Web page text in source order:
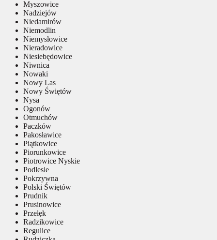
Myszowice
Nadziejów
Niedamirów
Niemodlin
Niemysłowice
Nieradowice
Niesiebędowice
Niwnica
Nowaki
Nowy Las
Nowy Świętów
Nysa
Ogonów
Otmuchów
Paczków
Pakosławice
Piątkowice
Piorunkowice
Piotrowice Nyskie
Podlesie
Pokrzywna
Polski Świętów
Prudnik
Prusinowice
Przełęk
Radzikowice
Regulice